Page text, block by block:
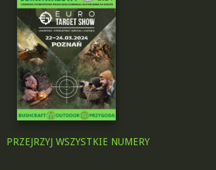
PRZEJRZYJ WSZYSTKIE NUMERY